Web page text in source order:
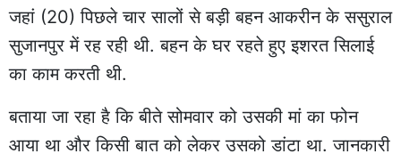
जहां (20) पिछले चार सालों से बड़ी बहन आकरीन के ससुराल
सुजानपुर में रह रही थी. बहन के घर रहते हुए इशरत सिलाई
का काम करती थी.
बताया जा रहा है कि बीते सोमवार को उसकी मां का फोन
आया था और किसी बात को लेकर उसको डांटा था. जानकारी